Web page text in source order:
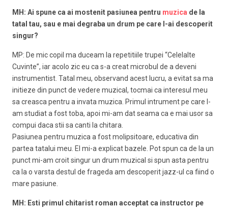
MH: Ai spune ca ai mostenit pasiunea pentru muzica de la
tatal tau, sau e mai degraba un drum pe care l-ai descoperit
singur?
MP: De mic copil ma duceam la repetitiile trupei “Celelalte
Cuvinte”, iar acolo zic eu ca s-a creat microbul de a deveni
instrumentist. Tatal meu, observand acest lucru, a evitat sa ma
initieze din punct de vedere muzical, tocmai ca interesul meu
sa creasca pentru a invata muzica. Primul intrument pe care l-
am studiat a fost toba, apoi mi-am dat seama ca e mai usor sa
compui daca stii sa canti la chitara.
Pasiunea pentru muzica a fost molipsitoare, educativa din
partea tatalui meu. El mi-a explicat bazele. Pot spun ca de la un
punct mi-am croit singur un drum muzical si spun asta pentru
ca la o varsta destul de frageda am descoperit jazz-ul ca fiind o
mare pasiune.
MH: Esti primul chitarist roman acceptat ca instructor pe